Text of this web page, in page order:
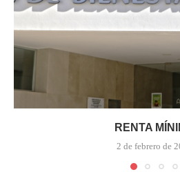
RENTA
2 de febrero de